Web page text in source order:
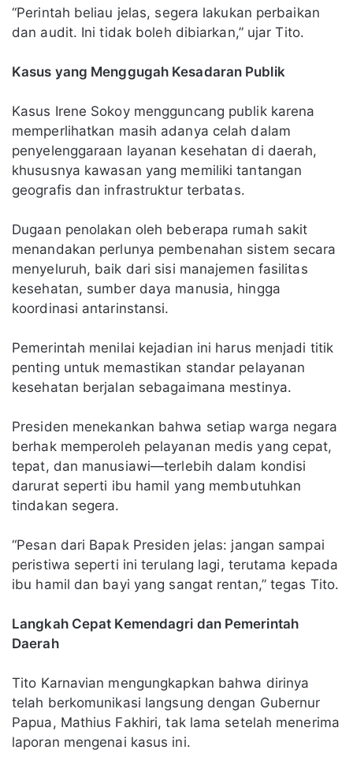
“Perintah beliau jelas, segera lakukan perbaikan
dan audit. Ini tidak boleh dibiarkan,” ujar Tito.
Kasus yang Menggugah Kesadaran Publik
Kasus Irene Sokoy mengguncang publik karena
memperlihatkan masih adanya celah dalam
penyelenggaraan layanan kesehatan di daerah,
khususnya kawasan yang memiliki tantangan
geografis dan infrastruktur terbatas.
Dugaan penolakan oleh beberapa rumah sakit
menandakan perlunya pembenahan sistem secara
menyeluruh, baik dari sisi manajemen fasilitas
kesehatan, sumber daya manusia, hingga
koordinasi antarinstansi.
Pemerintah menilai kejadian ini harus menjadi titik
penting untuk memastikan standar pelayanan
kesehatan berjalan sebagaimana mestinya.
Presiden menekankan bahwa setiap warga negara
berhak memperoleh pelayanan medis yang cepat,
tepat, dan manusiawi—terlebih dalam kondisi
darurat seperti ibu hamil yang membutuhkan
tindakan segera.
“Pesan dari Bapak Presiden jelas: jangan sampai
peristiwa seperti ini terulang lagi, terutama kepada
ibu hamil dan bayi yang sangat rentan,” tegas Tito.
Langkah Cepat Kemendagri dan Pemerintah
Daerah
Tito Karnavian mengungkapkan bahwa dirinya
telah berkomunikasi langsung dengan Gubernur
Papua, Mathius Fakhiri, tak lama setelah menerima
laporan mengenai kasus ini.